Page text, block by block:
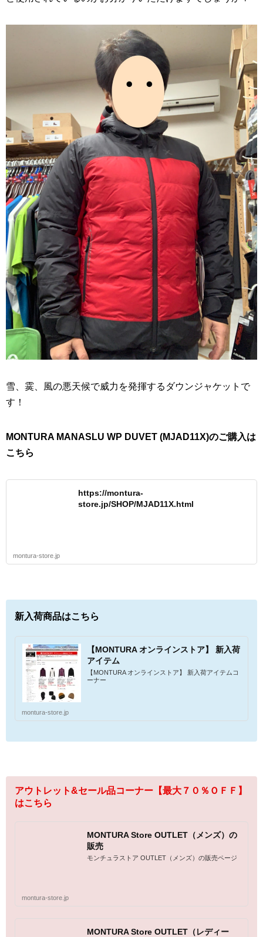
雪、霙、風の悪天候で威力を発揮するダウンジャケットで
す！
MONTURA MANASLU WP DUVET (MJAD11X)のご購入は
こちら
https://montura-
store.jp/SHOP/MJAD11X.html
montura-store.jp
新入荷商品はこちら
【MONTURA オンラインストア】 新入荷
アイテム
【MONTURA オンラインストア】 新入荷アイテムコ
ーナー
montura-store.jp
アウトレット&セール品コーナー【最大７０％ＯＦＦ】
はこちら
MONTURA Store OUTLET（メンズ）の
販売
モンチュラストア OUTLET（メンズ）の販売ページ
montura-store.jp
MONTURA Store OUTLET（レディー